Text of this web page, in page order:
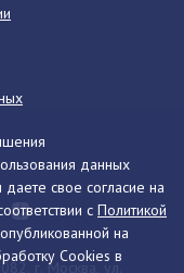
данных
свое согласие на
с Политикой
на
Cookies в
г. Москва, ул.